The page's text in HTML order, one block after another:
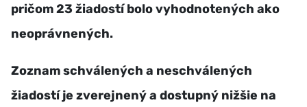
pričom 23 žiadostí bolo vyhodnotených ako
neoprávnených.
Zoznam schválených a neschválených
žiadostí je zverejnený a dostupný nižšie na